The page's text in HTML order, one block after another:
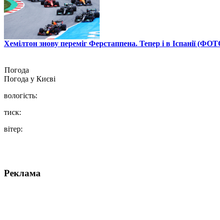
Хемілтон знову переміг Ферстаппена. Тепер і в Іспанії
Погода
Погода у Києві
вологість:
тиск:
вітер:
Реклама